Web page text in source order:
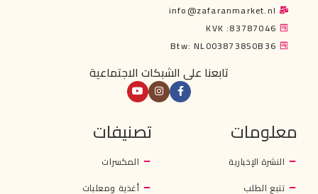
info@zafaranmarket.nl
KVK :83787046
Btw: NL003873850B36
تابعنا على الشبكات الاجتماعية
معلومات
النشرة الإخبارية
تتبع الطلب
تصنيفات
المكسرات
أغذية ومعلبات